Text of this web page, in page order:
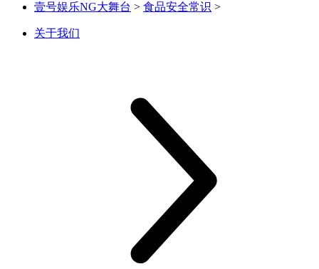
壹号娱乐NG大舞台 > 食品安全常识 >
关于我们